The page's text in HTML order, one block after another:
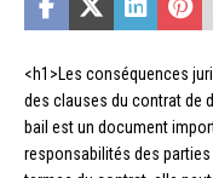
<h1>Les conséquences
des clauses du contrat de
bail est un document
responsabilités des parties